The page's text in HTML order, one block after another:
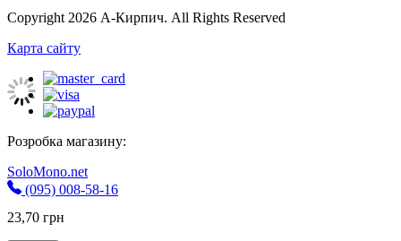
23,70 грн
Copyright 2026 А-Кирпич. All Rights Reserved
Карта сайту
Розробка магазину:
SoloMono.net
(095) 008-58-16